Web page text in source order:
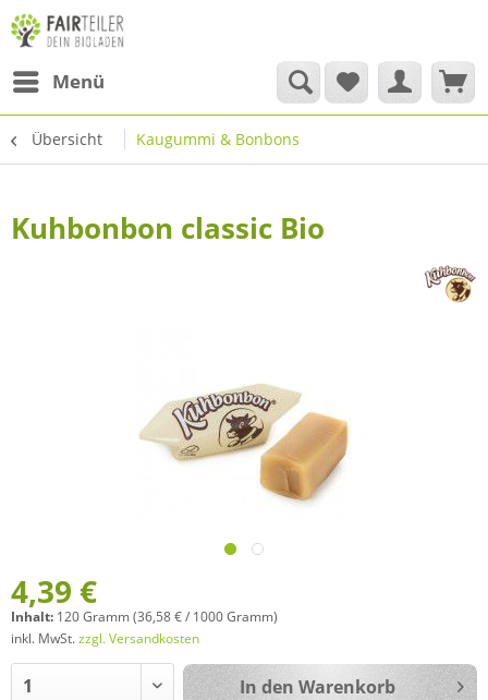
Menü
Übersicht Kaugummi & Bonbons
Kuhbonbon classic Bio
4,39 €
Inhalt: 120 Gramm (36,58 € / 1000 Gramm)
inkl. MwSt.zzgl. Versandkosten
In den Warenkorb